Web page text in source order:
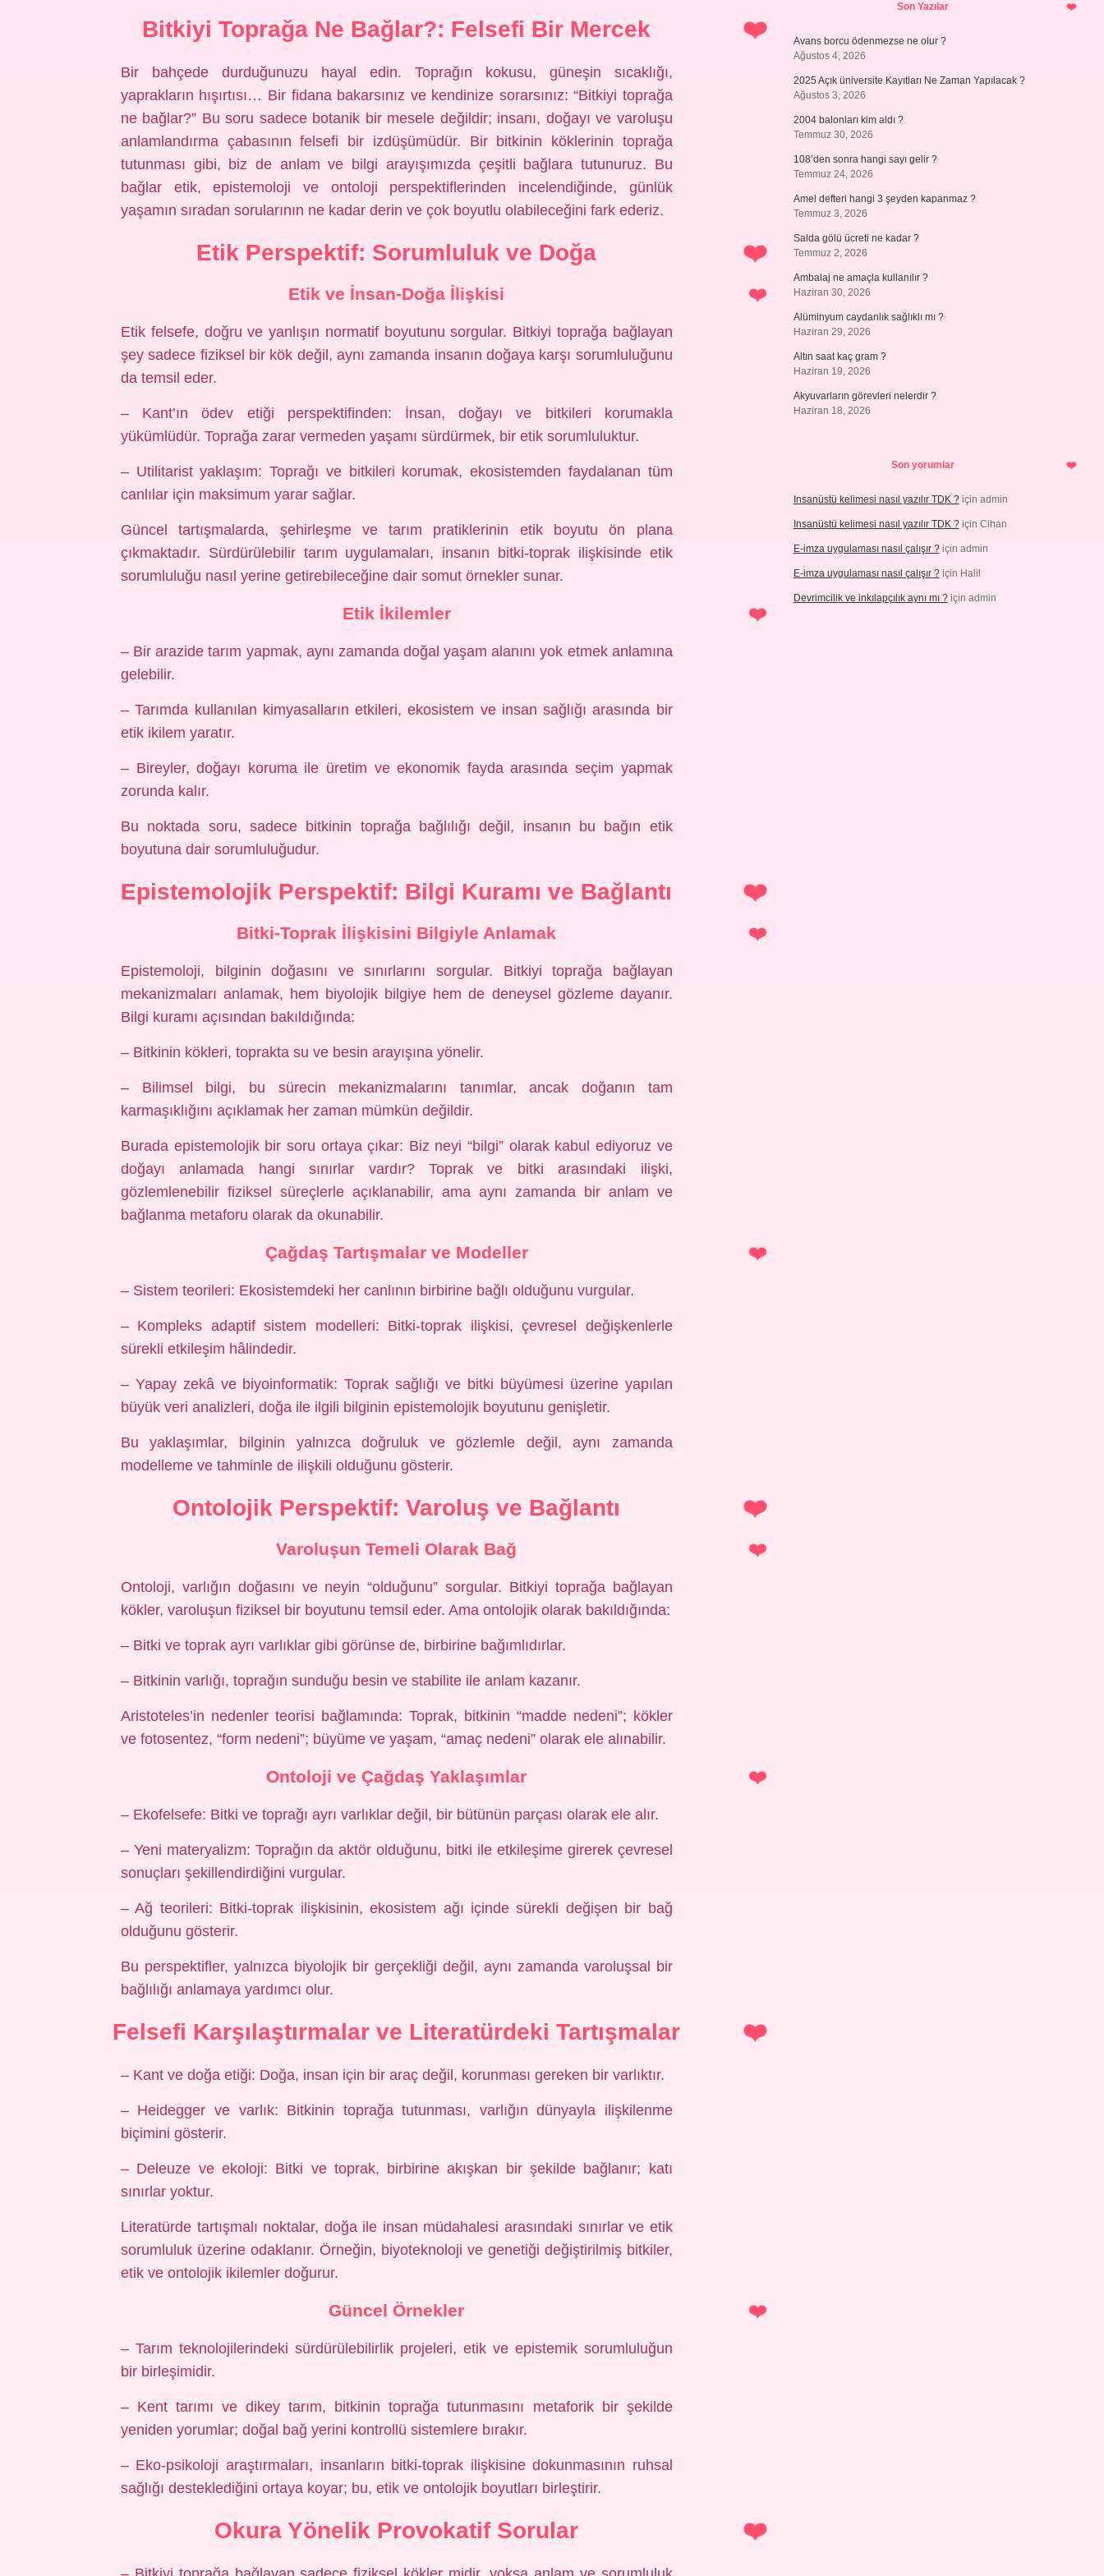
Bitkiyi Toprağa Ne Bağlar?: Felsefi Bir Mercek
Bir bahçede durduğunuzu hayal edin. Toprağın kokusu, güneşin sıcaklığı,
yaprakların hışırtısı… Bir fidana bakarsınız ve kendinize sorarsınız: “Bitkiyi toprağa
ne bağlar?” Bu soru sadece botanik bir mesele değildir; insanı, doğayı ve varoluşu
anlamlandırma çabasının felsefi bir izdüşümüdür. Bir bitkinin köklerinin toprağa
tutunması gibi, biz de anlam ve bilgi arayışımızda çeşitli bağlara tutunuruz. Bu
bağlar etik, epistemoloji ve ontoloji perspektiflerinden incelendiğinde, günlük
yaşamın sıradan sorularının ne kadar derin ve çok boyutlu olabileceğini fark ederiz.
Etik Perspektif: Sorumluluk ve Doğa
Etik ve İnsan-Doğa İlişkisi
Etik felsefe, doğru ve yanlışın normatif boyutunu sorgular. Bitkiyi toprağa bağlayan
şey sadece fiziksel bir kök değil, aynı zamanda insanın doğaya karşı sorumluluğunu
da temsil eder.
– Kant’ın ödev etiği perspektifinden: İnsan, doğayı ve bitkileri korumakla
yükümlüdür. Toprağa zarar vermeden yaşamı sürdürmek, bir etik sorumluluktur.
– Utilitarist yaklaşım: Toprağı ve bitkileri korumak, ekosistemden faydalanan tüm
canlılar için maksimum yarar sağlar.
Güncel tartışmalarda, şehirleşme ve tarım pratiklerinin etik boyutu ön plana
çıkmaktadır. Sürdürülebilir tarım uygulamaları, insanın bitki-toprak ilişkisinde etik
sorumluluğu nasıl yerine getirebileceğine dair somut örnekler sunar.
Etik İkilemler
– Bir arazide tarım yapmak, aynı zamanda doğal yaşam alanını yok etmek anlamına
gelebilir.
– Tarımda kullanılan kimyasalların etkileri, ekosistem ve insan sağlığı arasında bir
etik ikilem yaratır.
– Bireyler, doğayı koruma ile üretim ve ekonomik fayda arasında seçim yapmak
zorunda kalır.
Bu noktada soru, sadece bitkinin toprağa bağlılığı değil, insanın bu bağın etik
boyutuna dair sorumluluğudur.
Epistemolojik Perspektif: Bilgi Kuramı ve Bağlantı
Bitki-Toprak İlişkisini Bilgiyle Anlamak
Epistemoloji, bilginin doğasını ve sınırlarını sorgular. Bitkiyi toprağa bağlayan
mekanizmaları anlamak, hem biyolojik bilgiye hem de deneysel gözleme dayanır.
Bilgi kuramı açısından bakıldığında:
– Bitkinin kökleri, toprakta su ve besin arayışına yönelir.
– Bilimsel bilgi, bu sürecin mekanizmalarını tanımlar, ancak doğanın tam
karmaşıklığını açıklamak her zaman mümkün değildir.
Burada epistemolojik bir soru ortaya çıkar: Biz neyi “bilgi” olarak kabul ediyoruz ve
doğayı anlamada hangi sınırlar vardır? Toprak ve bitki arasındaki ilişki,
gözlemlenebilir fiziksel süreçlerle açıklanabilir, ama aynı zamanda bir anlam ve
bağlanma metaforu olarak da okunabilir.
Çağdaş Tartışmalar ve Modeller
– Sistem teorileri: Ekosistemdeki her canlının birbirine bağlı olduğunu vurgular.
– Kompleks adaptif sistem modelleri: Bitki-toprak ilişkisi, çevresel değişkenlerle
sürekli etkileşim hâlindedir.
– Yapay zekâ ve biyoinformatik: Toprak sağlığı ve bitki büyümesi üzerine yapılan
büyük veri analizleri, doğa ile ilgili bilginin epistemolojik boyutunu genişletir.
Bu yaklaşımlar, bilginin yalnızca doğruluk ve gözlemle değil, aynı zamanda
modelleme ve tahminle de ilişkili olduğunu gösterir.
Ontolojik Perspektif: Varoluş ve Bağlantı
Varoluşun Temeli Olarak Bağ
Ontoloji, varlığın doğasını ve neyin “olduğunu” sorgular. Bitkiyi toprağa bağlayan
kökler, varoluşun fiziksel bir boyutunu temsil eder. Ama ontolojik olarak bakıldığında:
– Bitki ve toprak ayrı varlıklar gibi görünse de, birbirine bağımlıdırlar.
– Bitkinin varlığı, toprağın sunduğu besin ve stabilite ile anlam kazanır.
Aristoteles’in nedenler teorisi bağlamında: Toprak, bitkinin “madde nedeni”; kökler
ve fotosentez, “form nedeni”; büyüme ve yaşam, “amaç nedeni” olarak ele alınabilir.
Ontoloji ve Çağdaş Yaklaşımlar
– Ekofelsefe: Bitki ve toprağı ayrı varlıklar değil, bir bütünün parçası olarak ele alır.
– Yeni materyalizm: Toprağın da aktör olduğunu, bitki ile etkileşime girerek çevresel
sonuçları şekillendirdiğini vurgular.
– Ağ teorileri: Bitki-toprak ilişkisinin, ekosistem ağı içinde sürekli değişen bir bağ
olduğunu gösterir.
Bu perspektifler, yalnızca biyolojik bir gerçekliği değil, aynı zamanda varoluşsal bir
bağlılığı anlamaya yardımcı olur.
Felsefi Karşılaştırmalar ve Literatürdeki Tartışmalar
– Kant ve doğa etiği: Doğa, insan için bir araç değil, korunması gereken bir varlıktır.
– Heidegger ve varlık: Bitkinin toprağa tutunması, varlığın dünyayla ilişkilenme
biçimini gösterir.
– Deleuze ve ekoloji: Bitki ve toprak, birbirine akışkan bir şekilde bağlanır; katı
sınırlar yoktur.
Literatürde tartışmalı noktalar, doğa ile insan müdahalesi arasındaki sınırlar ve etik
sorumluluk üzerine odaklanır. Örneğin, biyoteknoloji ve genetiği değiştirilmiş bitkiler,
etik ve ontolojik ikilemler doğurur.
Güncel Örnekler
– Tarım teknolojilerindeki sürdürülebilirlik projeleri, etik ve epistemik sorumluluğun
bir birleşimidir.
– Kent tarımı ve dikey tarım, bitkinin toprağa tutunmasını metaforik bir şekilde
yeniden yorumlar; doğal bağ yerini kontrollü sistemlere bırakır.
– Eko-psikoloji araştırmaları, insanların bitki-toprak ilişkisine dokunmasının ruhsal
sağlığı desteklediğini ortaya koyar; bu, etik ve ontolojik boyutları birleştirir.
Okura Yönelik Provokatif Sorular
Son Yazılar
Avans borcu ödenmezse ne olur ?
Ağustos 4, 2026
2025 Açık üniversite Kayıtları Ne Zaman Yapılacak ?
Ağustos 3, 2026
2004 balonları kim aldı ?
Temmuz 30, 2026
108’den sonra hangi sayı gelir ?
Temmuz 24, 2026
Amel defteri hangi 3 şeyden kapanmaz ?
Temmuz 3, 2026
Salda gölü ücreti ne kadar ?
Temmuz 2, 2026
Ambalaj ne amaçla kullanılır ?
Haziran 30, 2026
Alüminyum caydanlık sağlıklı mı ?
Haziran 29, 2026
Altın saat kaç gram ?
Haziran 19, 2026
Akyuvarların görevleri nelerdir ?
Haziran 18, 2026
Son yorumlar
Insanüstü kelimesi nasıl yazılır TDK ?için admin
Insanüstü kelimesi nasıl yazılır TDK ?için Cihan
E-imza uygulaması nasıl çalışır ?için admin
E-imza uygulaması nasıl çalışır ?için Halil
Devrimcilik ve inkılapçılık aynı mı ?için admin